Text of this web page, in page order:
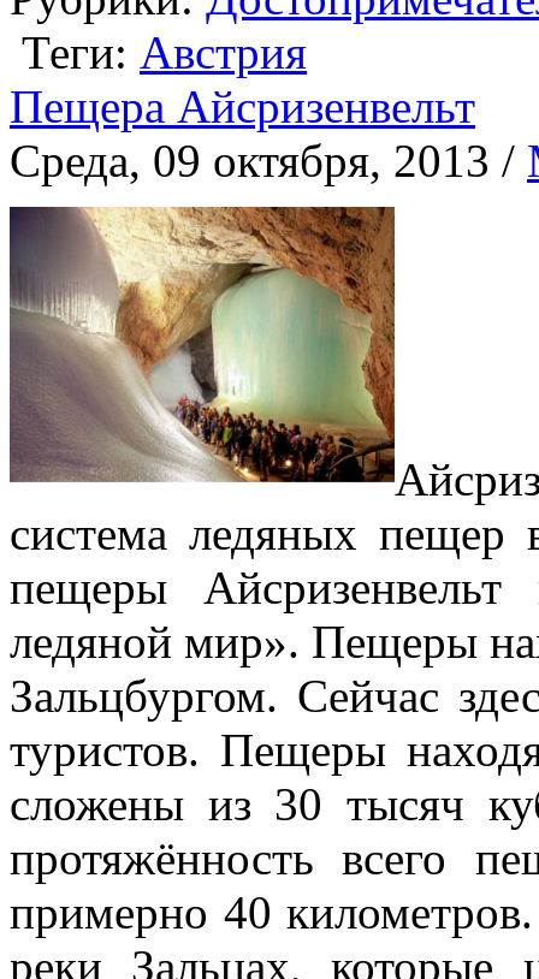
Теги: Австрия
Пещера Айсризенвельт
Среда, 09 октября, 2013 /
система ледяных
пещеры Айсризенвельт
ледяной мир». Пещеры
Зальцбургом. Сейчас
туристов. Пещеры
сложены из 30 тысяч
протяжённость всего
примерно 40
реки Зальцах, которые